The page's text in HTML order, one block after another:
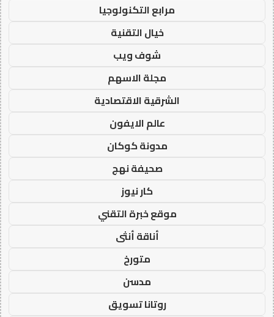
مرابع التكنولوجيا
خيال التقنية
شوف ويب
مجلة الاسهم
الشرقية الاقتصادية
عالم الايفون
مدونة كوكان
صحيفة نهج
كار نيوز
موقع خبرة التقني
أناقة أنثى
متورخ
مدسن
روتانا تسويق